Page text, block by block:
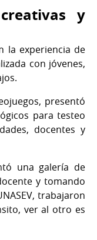
y
la experiencia de
con jóvenes,
presentó
para testeo
docentes y
una galería de
y tomando
trabajaron
ver al otro es